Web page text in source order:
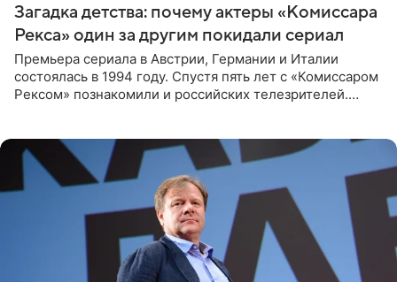
Загадка детства: почему актеры «Комиссара
Рекса» один за другим покидали сериал
Премьера сериала в Австрии, Германии и Италии
состоялась в 1994 году. Спустя пять лет с «Комиссаром
Рексом» познакомили и российских телезрителей.